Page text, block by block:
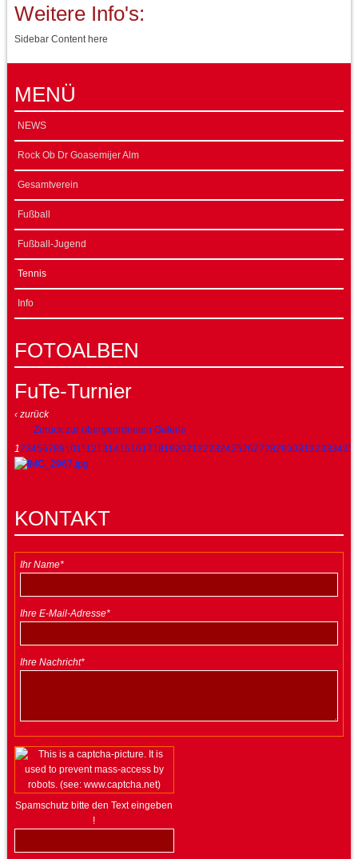
Weitere Info's:
Sidebar Content here
MENÜ
NEWS
Rock Ob Dr Goasemijer Alm
Gesamtverein
Fußball
Fußball-Jugend
Tennis
Info
FOTOALBEN
FuTe-Turnier
‹ zurück
Zurück zur übergeordneten Galerie
1234567891011 12131415161718192021 22232425262728293031 32333435
KONTAKT
Ihr Name*
Ihre E-Mail-Adresse*
Ihre Nachricht*
Spamschutz bitte den Text eingeben
!